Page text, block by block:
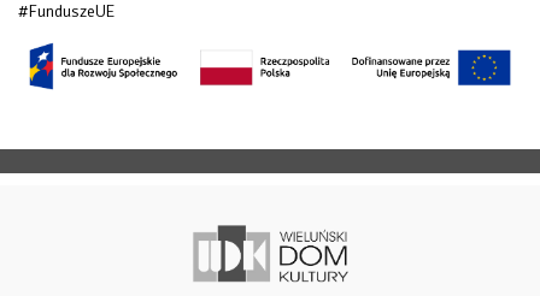
#FunduszeUE